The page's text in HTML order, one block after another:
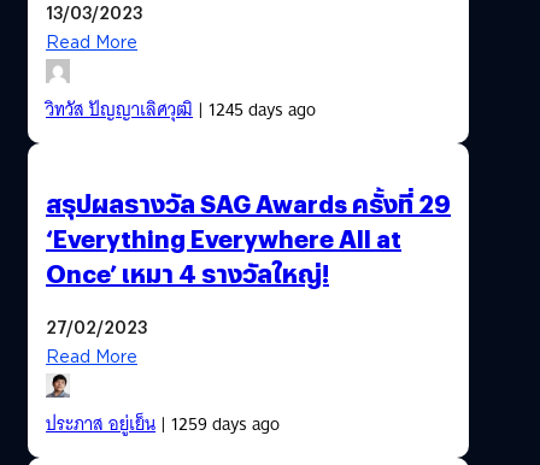
13/03/2023
Read More
วิทวัส ปัญญาเลิศวุฒิ| 1245 days ago
สรุปผลรางวัล SAG Awards ครั้งที่ 29
‘Everything Everywhere All at
Once’ เหมา 4 รางวัลใหญ่!
27/02/2023
Read More
ประภาส อยู่เย็น| 1259 days ago